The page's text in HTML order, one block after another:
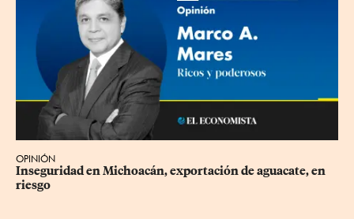
OPINIÓN
Inseguridad en Michoacán, exportación de aguacate, en
riesgo